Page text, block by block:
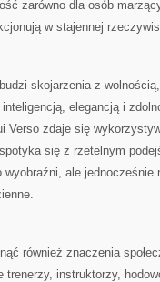
zarówno dla osób
w stajennej
skojarzenia z
elegancją i
Verso zdaje się
się z rzetelnym
ale jednocześnie
również znaczenia
instruktorzy,